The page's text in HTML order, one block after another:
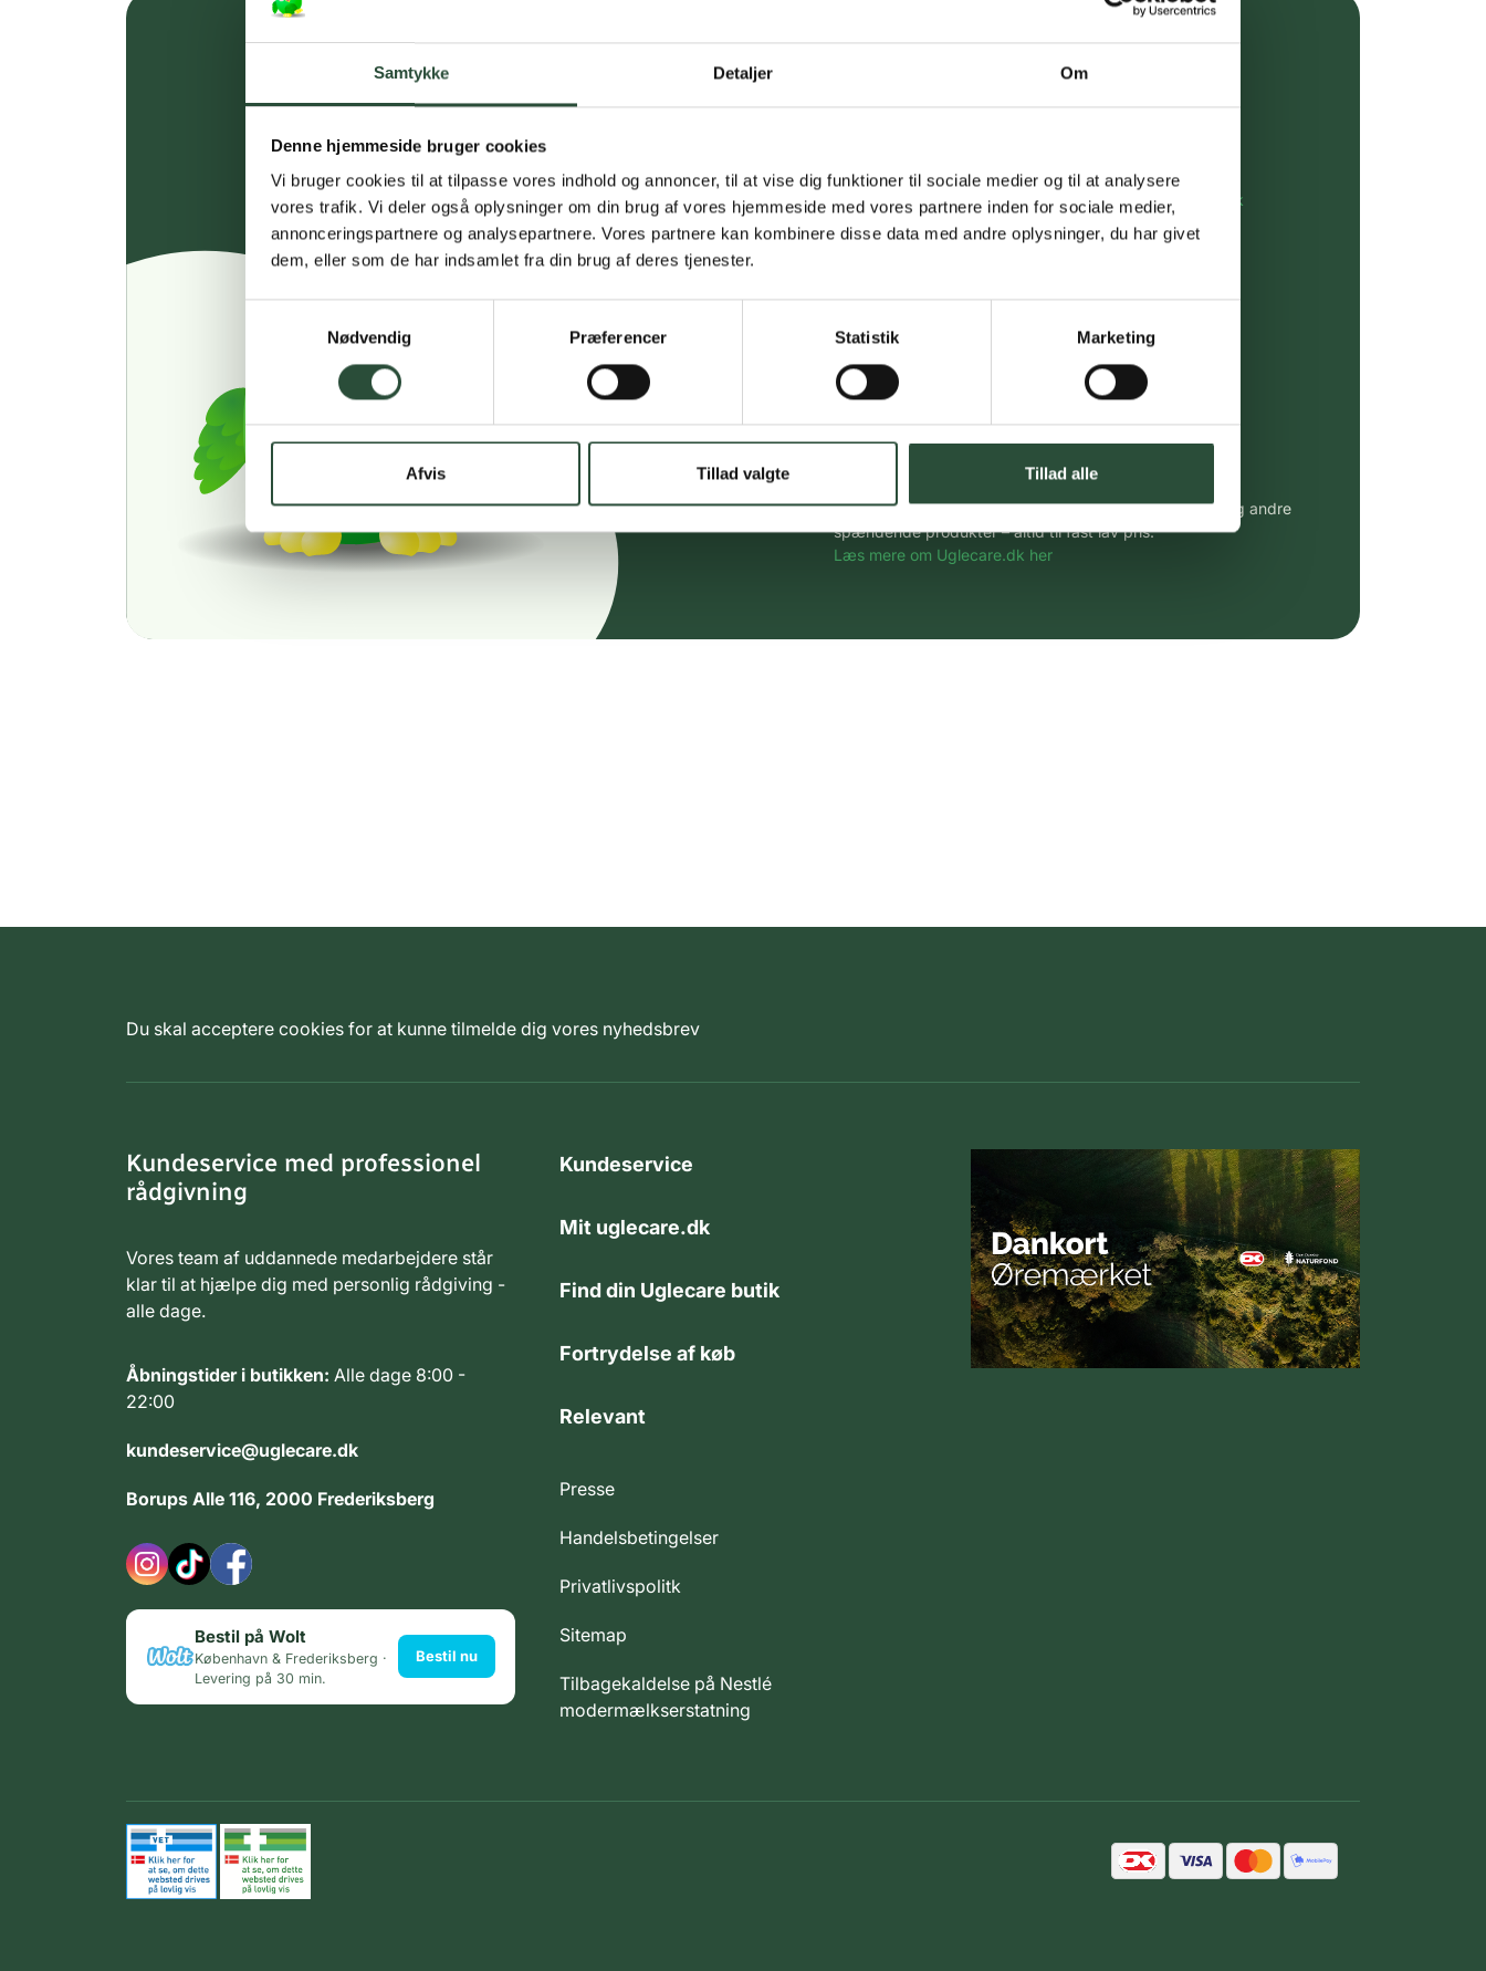
Samtykke Detaljer Om
Denne hjemmeside bruger cookies
Vi bruger cookies til at tilpasse vores indhold og annoncer, til at vise dig funktioner til sociale medier og til at analysere
vores trafik. Vi deler også oplysninger om din brug af vores hjemmeside med vores partnere inden for sociale medier,
annonceringspartnere og analysepartnere. Vores partnere kan kombinere disse data med andre oplysninger, du har givet
dem, eller som de har indsamlet fra din brug af deres tjenester.
Nødvendig
Præferencer Statistik Marketing
Afvis Tillad valgte Tillad alle
Gratis fragt over 349 kr.
Få hjælp til din webordre på:kundeservice@uglecare.dk
Hurtigt leveringen via GLS, og DAO
Faste lave priser*
*Gælder ikke ernæringsprodukter.
Stort udvalg af kendte produkter
Vi tilbyder et stort udvalg af kendte cremer, vitaminer og andre
spændende produkter – altid til fast lav pris.
Læs mere om Uglecare.dk her
Du skal acceptere cookies for at kunne tilmelde dig vores nyhedsbrev
Kundeservice med professionel
rådgivning
Vores team af uddannede medarbejdere står
klar til at hjælpe dig med personlig rådgiving -
alle dage.
Åbningstider i butikken: Alle dage 8:00 -
22:00
kundeservice@uglecare.dk
Borups Alle 116, 2000 Frederiksberg
Bestil på Wolt
København & Frederiksberg ·
Levering på 30 min.
Bestil nu
Kundeservice
Mit uglecare.dk
Find din Uglecare butik
Fortrydelse af køb
Relevant
Presse
Handelsbetingelser
Privatlivspolitk
Sitemap
Tilbagekaldelse på Nestlé
modermælkserstatning